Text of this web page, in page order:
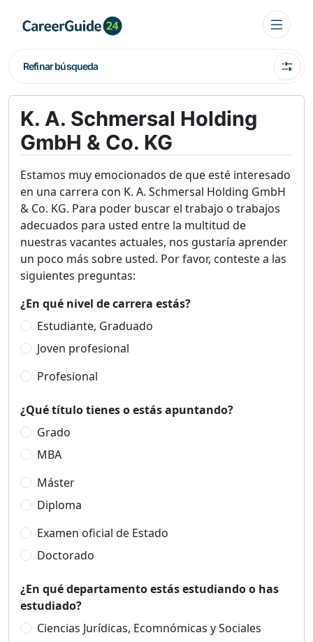
Refinar búsqueda
K. A. Schmersal Holding
GmbH & Co. KG
Estamos muy emocionados de que esté interesado
en una carrera con K. A. Schmersal Holding GmbH
& Co. KG. Para poder buscar el trabajo o trabajos
adecuados para usted entre la multitud de
nuestras vacantes actuales, nos gustaría aprender
un poco más sobre usted. Por favor, conteste a las
siguientes preguntas:
¿En qué nivel de carrera estás?
Estudiante, Graduado
Joven profesional
Profesional
¿Qué título tienes o estás apuntando?
Grado
MBA
Máster
Diploma
Examen oficial de Estado
Doctorado
¿En qué departamento estás estudiando o has
estudiado?
Ciencias Jurídicas, Ecomnómicas y Sociales